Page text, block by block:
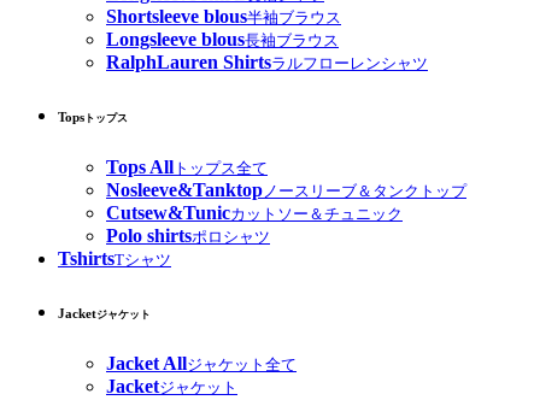
Shortsleeve blous半袖ブラウス
Longsleeve blous長袖ブラウス
RalphLauren Shirtsラルフローレンシャツ
Tops トップス
Tops All トップス全て
Nosleeve&Tanktop ノースリーブ＆タンクトップ
Cutsew&Tunicカットソー＆チュニック
Polo shirtsポロシャツ
TshirtsTシャツ
Jacketジャケット
Jacket Allジャケット全て
Jacketジャケット